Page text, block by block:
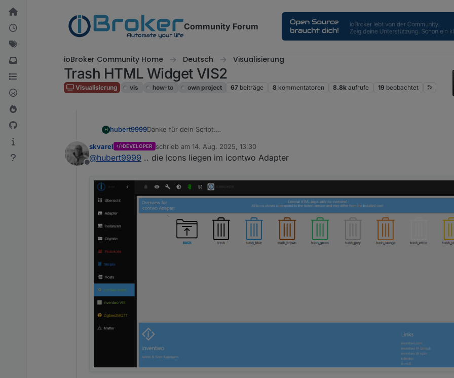
Weiter zum Inhalt
Community Forum
ioBroker Community Home Deutsch Visualisierung
Trash HTML Widget VIS2
Visualisierung vis how-to own project 67 beiträge 8 kommentatoren 8.8k aufrufe 19 beobachtet
H hubert9999Danke für dein Script.
Wo genau kann man den Bilderpfad nachschauen?
Offline
skvarel DEVELOPER schrieb am 14. Aug. 2025, 13:30
zuletzt editiert von
@hubert9999 .. die Icons liegen im icontwo Adapter